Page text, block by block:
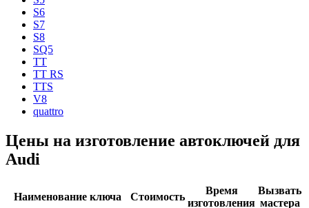
S6
S7
S8
SQ5
TT
TT RS
TTS
V8
quattro
Цены на изготовление автоключей для
Audi
Наименование ключа Стоимость
Время
изготовления
Вызвать
мастера